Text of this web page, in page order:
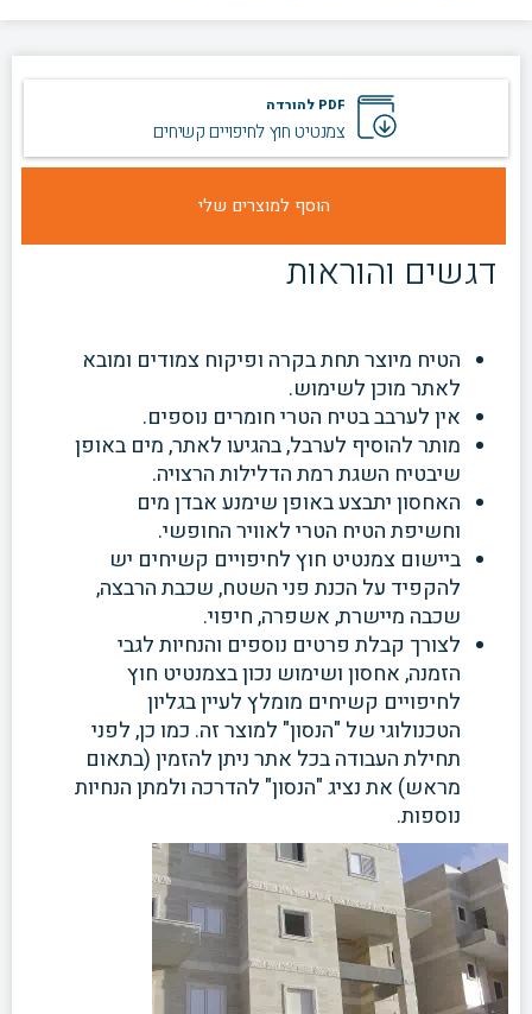
PDF להורדה
צמנטיט חוץ לחיפויים קשיחים
דגשים והוראות
הטיח מיוצר תחת בקרה ופיקוח צמודים ומובא
לאתר מוכן לשימוש.
אין לערבב בטיח הטרי חומרים נוספים.
מותר להוסיף לערבל, בהגיעו לאתר, מים באופן
שיבטיח השגת רמת הדלילות הרצויה.
האחסון יתבצע באופן שימנעאבדן מים
וחשיפת הטיח הטרי לאוויר החופשי.
ביישום צמנטיט חוץ לחיפויים קשיחים יש
להקפיד על הכנת פניהשטח, שכבת הרבצה,
שכבה מיישרת, אשפרה, חיפוי.
לצורך קבלת פרטים נוספים והנחיות לגבי
הזמנה, אחסוןושימוש נכון בצמנטיט חוץ
לחיפויים קשיחים מומלץ לעיין בגליון
הטכנולוגי של "הנסון" למוצר זה. כמו כן, לפני
תחילת העבודה בכל אתר ניתן להזמין (בתאום
מראש) את נציג "הנסון" להדרכה ולמתן הנחיות
נוספות.